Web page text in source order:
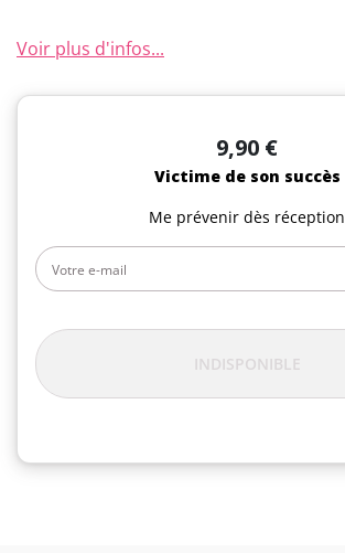
Voir plus d'infos...
9,90 €
Victime de son succès
Me prévenir dès réception
INDISPONIBLE